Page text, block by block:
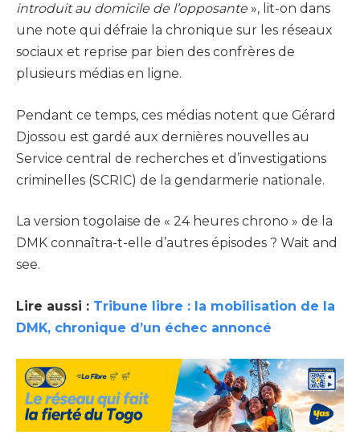
introduit au domicile de l’opposante », lit-on dans
une note qui défraie la chronique sur les réseaux
sociaux et reprise par bien des confrères de
plusieurs médias en ligne.
Pendant ce temps, ces médias notent que Gérard
Djossou est gardé aux dernières nouvelles au
Service central de recherches et d’investigations
criminelles (SCRIC) de la gendarmerie nationale.
La version togolaise de « 24 heures chrono » de la
DMK connaîtra-t-elle d’autres épisodes ? Wait and
see.
Lire aussi : Tribune libre : la mobilisation de la
DMK, chronique d’un échec annoncé